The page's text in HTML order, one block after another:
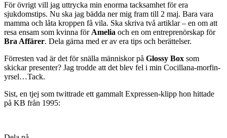
För övrigt vill jag uttrycka min enorma tacksamhet för era
sjukdomstips. Nu ska jag bädda ner mig fram till 2 maj. Bara vara
mamma och låta kroppen få vila. Ska skriva två artiklar – en om att
resa ensam som kvinna för Amelia och en om entreprenörskap för
Bra Affärer. Dela gärna med er av era tips och berättelser.
Förresten vad är det för snälla människor på Glossy Box som
skickar presenter? Jag trodde att det blev fel i min Cocillana-morfin-
yrsel…Tack.
Sist, en tjej som twittrade ett gammalt Expressen-klipp hon hittade
på KB från 1995: